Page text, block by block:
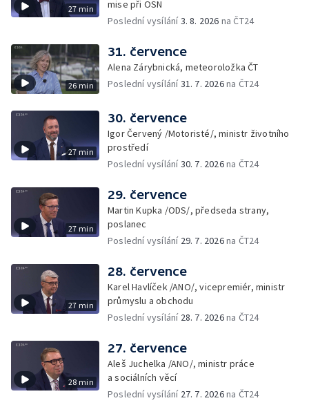
27 min
mise při OSN
Poslední vysílání3. 8. 2026 na ČT24
26 min
31. července
Alena Zárybnická, meteoroložka ČT
Poslední vysílání31. 7. 2026na ČT24
27 min
30. července
Igor Červený /Motoristé/, ministr životního
prostředí
Poslední vysílání30. 7. 2026na ČT24
27 min
29. července
Martin Kupka /ODS/, předseda strany,
poslanec
Poslední vysílání 29. 7. 2026na ČT24
27 min
28. července
Karel Havlíček /ANO/, vicepremiér, ministr
průmyslu a obchodu
Poslední vysílání 28. 7. 2026na ČT24
28 min
27. července
Aleš Juchelka /ANO/, ministr práce
a sociálních věcí
Poslední vysílání 27. 7. 2026na ČT24